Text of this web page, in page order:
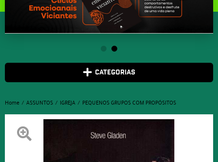
CATEGORIAS
Home ASSUNTOS IGREJA PEQUENOS GRUPOS COM PROPÓSITOS